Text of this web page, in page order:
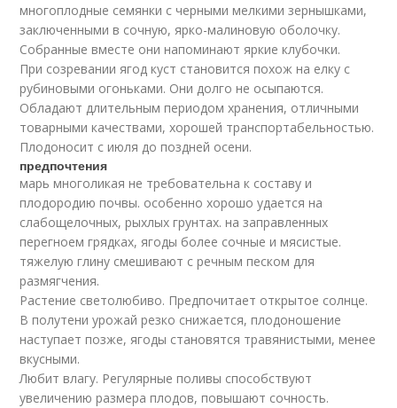
многоплодные семянки с черными мелкими зернышками,
заключенными в сочную, ярко-малиновую оболочку.
Собранные вместе они напоминают яркие клубочки.
При созревании ягод куст становится похож на елку с
рубиновыми огоньками. Они долго не осыпаются.
Обладают длительным периодом хранения, отличными
товарными качествами, хорошей транспортабельностью.
Плодоносит с июля до поздней осени.
предпочтения
марь многоликая не требовательна к составу и
плодородию почвы. особенно хорошо удается на
слабощелочных, рыхлых грунтах. на заправленных
перегноем грядках, ягоды более сочные и мясистые.
тяжелую глину смешивают с речным песком для
размягчения.
Растение светолюбиво. Предпочитает открытое солнце.
В полутени урожай резко снижается, плодоношение
наступает позже, ягоды становятся травянистыми, менее
вкусными.
Любит влагу. Регулярные поливы способствуют
увеличению размера плодов, повышают сочность.